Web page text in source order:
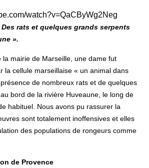
watch?v=QaCByWg2Neg
Des rats et quelques grands serpents
».
la mairie de Marseille, une dame fut
la cellule marseillaise « un animal dans
de nombreux rats et de quelques
bord de la rivière Huveaune, le long de
habituel. Nous avons pu rassurer la
sont totalement inoffensives et elles
des populations de rongeurs comme
de Provence